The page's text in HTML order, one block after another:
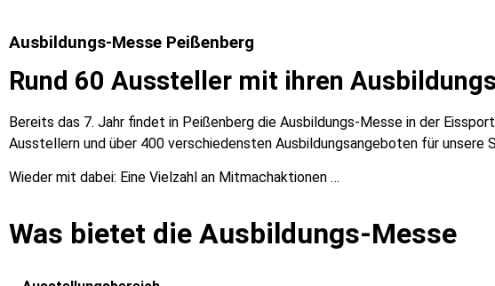
Ausbildungs-Messe Peißenberg
Rund 60 Aussteller mit ihren
Bereits das 7. Jahr findet in Peißenberg die Ausbildungs-Messe in der
Ausstellern und über 400 verschiedensten Ausbildungsangeboten für unsere
Wieder mit dabei: Eine Vielzahl an Mitmachaktionen …
Was bietet die Ausbildungs-Messe